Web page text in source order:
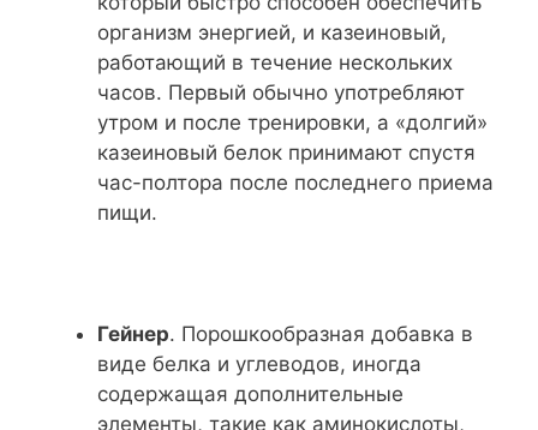
организм энергией, и казеиновый,
работающий в течение нескольких
часов. Первый обычно употребляют
утром и после тренировки, а «долгий»
казеиновый белок принимают спустя
час-полтора после последнего приема
пищи.
Гейнер. Порошкообразная добавка в
виде белка и углеводов, иногда
содержащая дополнительные
элементы, такие как аминокислоты,